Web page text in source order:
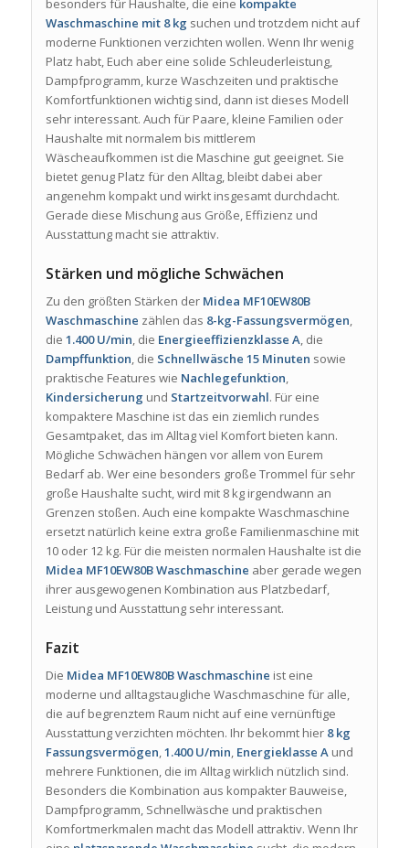
besonders für Haushalte, die eine kompakte
Waschmaschine mit 8 kg suchen und trotzdem nicht auf
moderne Funktionen verzichten wollen. Wenn Ihr wenig
Platz habt, Euch aber eine solide Schleuderleistung,
Dampfprogramm, kurze Waschzeiten und praktische
Komfortfunktionen wichtig sind, dann ist dieses Modell
sehr interessant. Auch für Paare, kleine Familien oder
Haushalte mit normalem bis mittlerem
Wäscheaufkommen ist die Maschine gut geeignet. Sie
bietet genug Platz für den Alltag, bleibt dabei aber
angenehm kompakt und wirkt insgesamt durchdacht.
Gerade diese Mischung aus Größe, Effizienz und
Ausstattung macht sie attraktiv.
Stärken und mögliche Schwächen
Zu den größten Stärken der Midea MF10EW80B
Waschmaschine zählen das 8-kg-Fassungsvermögen,
die 1.400 U/min, die Energieeffizienzklasse A, die
Dampffunktion, die Schnellwäsche 15 Minuten sowie
praktische Features wie Nachlegefunktion,
Kindersicherung und Startzeitvorwahl. Für eine
kompaktere Maschine ist das ein ziemlich rundes
Gesamtpaket, das im Alltag viel Komfort bieten kann.
Mögliche Schwächen hängen vor allem von Eurem
Bedarf ab. Wer eine besonders große Trommel für sehr
große Haushalte sucht, wird mit 8 kg irgendwann an
Grenzen stoßen. Auch eine kompakte Waschmaschine
ersetzt natürlich keine extra große Familienmaschine mit
10 oder 12 kg. Für die meisten normalen Haushalte ist die
Midea MF10EW80B Waschmaschine aber gerade wegen
ihrer ausgewogenen Kombination aus Platzbedarf,
Leistung und Ausstattung sehr interessant.
Fazit
Die Midea MF10EW80B Waschmaschine ist eine
moderne und alltagstaugliche Waschmaschine für alle,
die auf begrenztem Raum nicht auf eine vernünftige
Ausstattung verzichten möchten. Ihr bekommt hier 8 kg
Fassungsvermögen,1.400 U/min, Energieklasse Aund
mehrere Funktionen, die im Alltag wirklich nützlich sind.
Besonders die Kombination aus kompakter Bauweise,
Dampfprogramm, Schnellwäsche und praktischen
Komfortmerkmalen macht das Modell attraktiv. Wenn Ihr